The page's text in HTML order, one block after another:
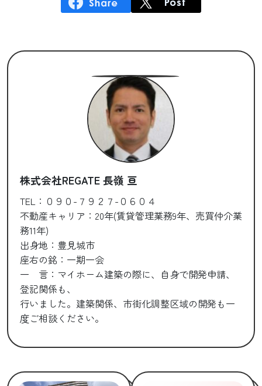
株式会社REGATE 長嶺 亘
TEL：０９０-７９２７-０６０４
不動産キャリア：20年(賃貸管理業務9年、売買仲介業
務11年)
出身地：豊見城市
座右の銘：一期一会
一 言：マイホーム建築の際に、自身で開発申請、
登記関係も、
行いました。建築関係、市街化調整区域の開発も一
度ご相談ください。